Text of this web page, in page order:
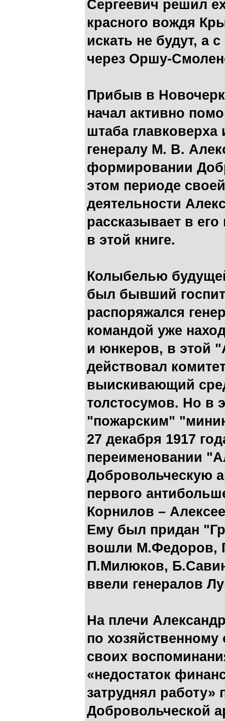
Сергеевич решил
красного вождя
искать не будут, а
через Оршу-
Прибыв в
начал активно
штаба
генералу М. В.
формировании
этом периоде
деятельности
рассказывает в
в этой книге.
Колыбелью
был бывший
распоряжался
командой уже
и юнкеров, в этой
действовал
выискивающий
толстосумов. Но в
"пожарским"
27 декабря 1917
переименовании
Добровольческую
первого
Корнилов –
Ему был придан
вошли М.Федоров,
П.Милюков,
ввели генералов
На плечи
по
своих
«недостаток
затруднял работу»
Добровольческой